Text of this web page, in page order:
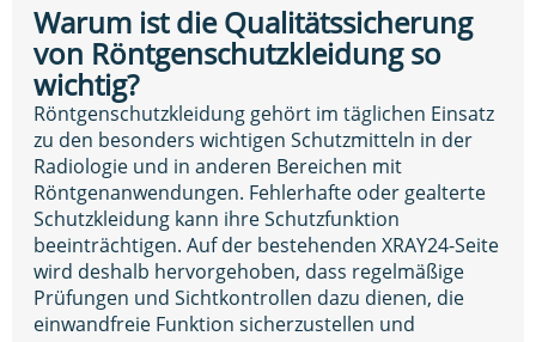
Warum ist die Qualitätssicherung
von Röntgenschutzkleidung so
wichtig?
Röntgenschutzkleidung gehört im täglichen Einsatz
zu den besonders wichtigen Schutzmitteln in der
Radiologie und in anderen Bereichen mit
Röntgenanwendungen. Fehlerhafte oder gealterte
Schutzkleidung kann ihre Schutzfunktion
beeinträchtigen. Auf der bestehenden XRAY24-Seite
wird deshalb hervorgehoben, dass regelmäßige
Prüfungen und Sichtkontrollen dazu dienen, die
einwandfreie Funktion sicherzustellen und